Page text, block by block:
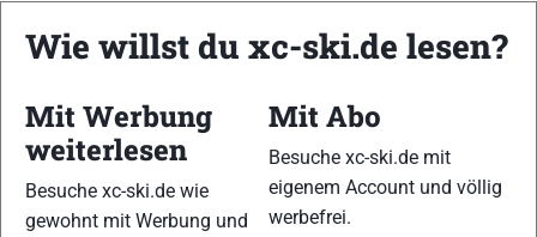
aber gerade nicht lieferbar zu sein. Sich
Verpflegungsstation zu greifen, kostet
aber auch nicht extrem viel Zeit.
Trinksystem und das Handling vorher
unbedingt testen! Mir ist das Ding beim
Training bei St. Moritz schon eingefroren
Wie willst du xc-ski.de lesen?
Mit Werbung
weiterlesen
Besuche xc-ski.de wie
gewohnt mit Werbung und
Mit Abo
Besuche xc-ski.de mit
eigenem Account und völlig
werbefrei.